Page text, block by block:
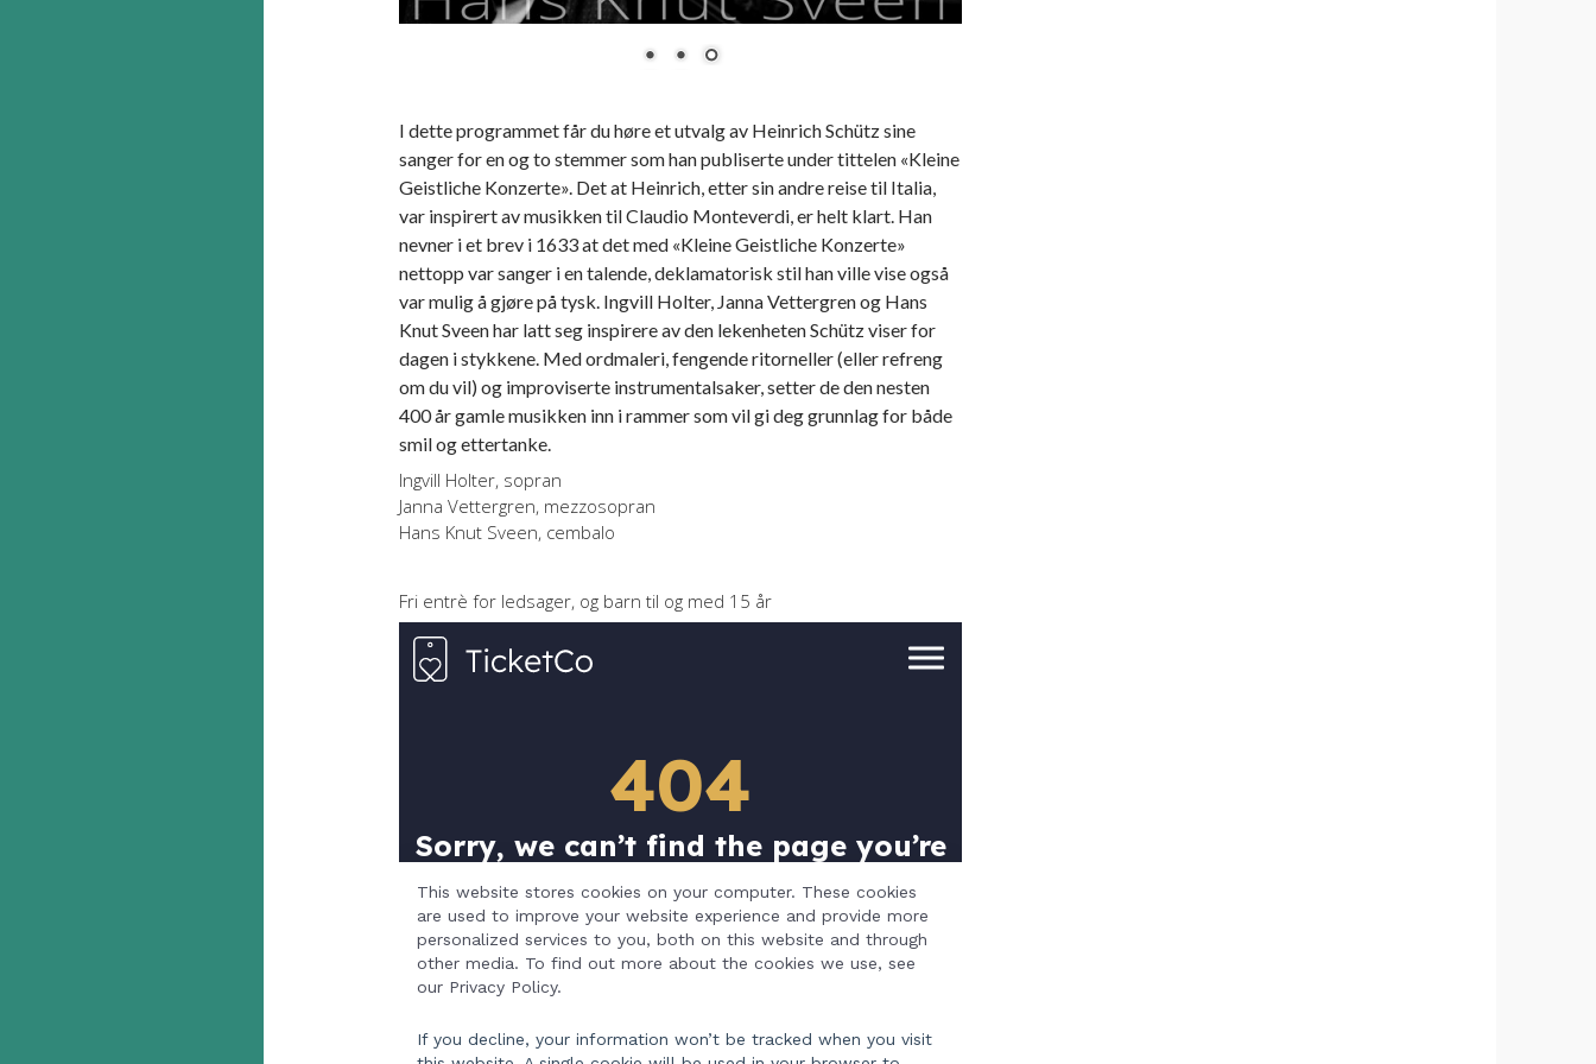
I dette programmet får du høre et utvalg av Heinrich Schütz sine
sanger for en og to stemmer som han publiserte under tittelen «Kleine
Geistliche Konzerte». Det at Heinrich, etter sin andre reise til Italia,
var inspirert av musikken til Claudio Monteverdi, er helt klart. Han
nevner i et brev i 1633 at det med «Kleine Geistliche Konzerte»
nettopp var sanger i en talende, deklamatorisk stil han ville vise også
var mulig å gjøre på tysk. Ingvill Holter, Janna Vettergren og Hans
Knut Sveen har latt seg inspirere av den lekenheten Schütz viser for
dagen i stykkene. Med ordmaleri, fengende ritorneller (eller refreng
om du vil) og improviserte instrumentalsaker, setter de den nesten
400 år gamle musikken inn i rammer som vil gi deg grunnlag for både
smil og ettertanke.
Ingvill Holter, sopran
Janna Vettergren, mezzosopran
Hans Knut Sveen, cembalo
Fri entrè for ledsager, og barn til og med 15 år